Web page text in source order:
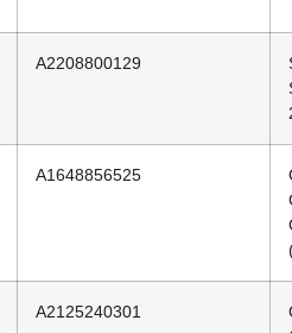
A2208800129
A1648856525
A2125240301